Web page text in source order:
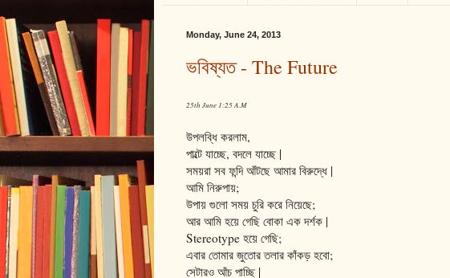
Monday, June 24, 2013
ভবিষ্যত - The Future
25th June 1:25 A.M
উপলব্ধি করলাম,
পাল্টে যাচ্ছে, বদলে যাচ্ছে |
সময়রা সব ফন্দি আঁটছে আমার বিরুদ্ধে |
আমি নিরুপায়;
উপায় গুলো সময় চুরি করে নিয়েছে;
আর আমি হয়ে গেছি বোকা এক দর্শক |
Stereotype হয়ে গেছি;
এবার তোমার জুতোর তলার কাঁকড় হবো;
সেটারও আঁচ পাচ্ছি |